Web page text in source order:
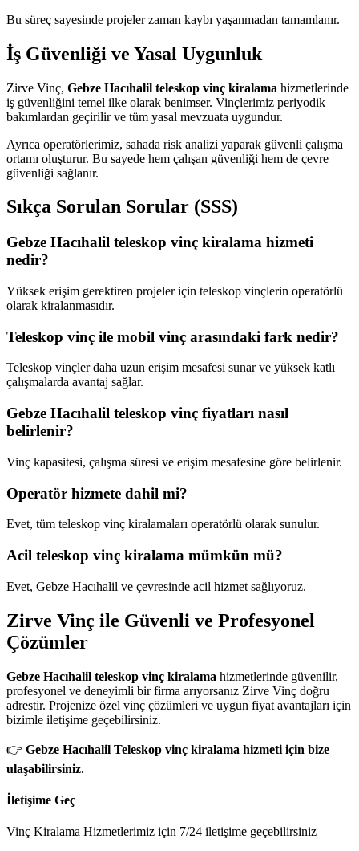
Bu süreç sayesinde projeler zaman kaybı yaşanmadan tamamlanır.
İş Güvenliği ve Yasal Uygunluk
Zirve Vinç, Gebze Hacıhalil teleskop vinç kiralama hizmetlerinde
iş güvenliğini temel ilke olarak benimser. Vinçlerimiz periyodik
bakımlardan geçirilir ve tüm yasal mevzuata uygundur.
Ayrıca operatörlerimiz, sahada risk analizi yaparak güvenli çalışma
ortamı oluşturur. Bu sayede hem çalışan güvenliği hem de çevre
güvenliği sağlanır.
Sıkça Sorulan Sorular (SSS)
Gebze Hacıhalil teleskop vinç kiralama hizmeti
nedir?
Yüksek erişim gerektiren projeler için teleskop vinçlerin operatörlü
olarak kiralanmasıdır.
Teleskop vinç ile mobil vinç arasındaki fark nedir?
Teleskop vinçler daha uzun erişim mesafesi sunar ve yüksek katlı
çalışmalarda avantaj sağlar.
Gebze Hacıhalil teleskop vinç fiyatları nasıl
belirlenir?
Vinç kapasitesi, çalışma süresi ve erişim mesafesine göre belirlenir.
Operatör hizmete dahil mi?
Evet, tüm teleskop vinç kiralamaları operatörlü olarak sunulur.
Acil teleskop vinç kiralama mümkün mü?
Evet, Gebze Hacıhalil ve çevresinde acil hizmet sağlıyoruz.
Zirve Vinç ile Güvenli ve Profesyonel
Çözümler
Gebze Hacıhalil teleskop vinç kiralama hizmetlerinde güvenilir,
profesyonel ve deneyimli bir firma arıyorsanız Zirve Vinç doğru
adrestir. Projenize özel vinç çözümleri ve uygun fiyat avantajları için
bizimle iletişime geçebilirsiniz.
👉 Gebze Hacıhalil Teleskop vinç kiralama hizmeti için bize
ulaşabilirsiniz.
İletişime Geç
Vinç Kiralama Hizmetlerimiz için 7/24 iletişime geçebilirsiniz